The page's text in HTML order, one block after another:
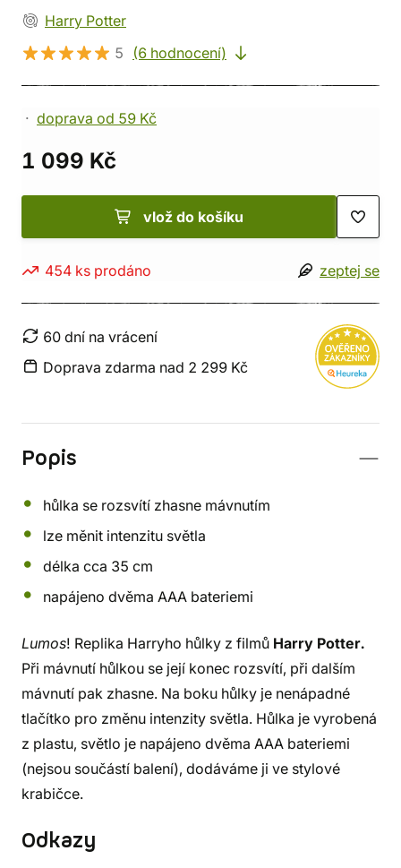
Harry Potter
5
(6 hodnocení)
doprava od 59 Kč
1 099 Kč
vlož do košíku
454 ks prodáno zeptej se
60 dní na vrácení
Doprava zdarma nad 2 299 Kč
Popis
hůlka se rozsvítí zhasne mávnutím
lze měnit intenzitu světla
délka cca 35 cm
napájeno dvěma AAA bateriemi
Lumos! Replika Harryho hůlky z filmů Harry Potter.
Při mávnutí hůlkou se její konec rozsvítí, při dalším
mávnutí pak zhasne. Na boku hůlky je nenápadné
tlačítko pro změnu intenzity světla. Hůlka je vyrobená
z plastu, světlo je napájeno dvěma AAA bateriemi
(nejsou součástí balení), dodáváme ji ve stylové
krabičce.
Odkazy